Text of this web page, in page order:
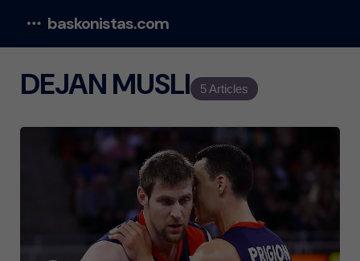
baskonistas.com
5 Articles
DEJAN MUSLI